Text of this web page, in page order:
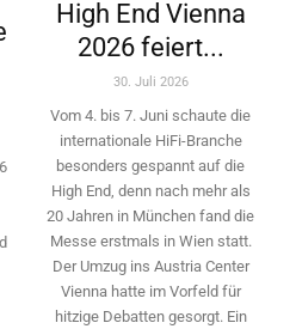
High End Vienna
2026 feiert...
30. Juli 2026
Vom 4. bis 7. Juni schaute die
internationale HiFi-Branche
besonders gespannt auf die
High End, denn nach mehr als
20 Jahren in München fand die
Messe erstmals in Wien statt.
Der Umzug ins Austria Center
Vienna hatte im Vorfeld für
hitzige Debatten gesorgt. Ein